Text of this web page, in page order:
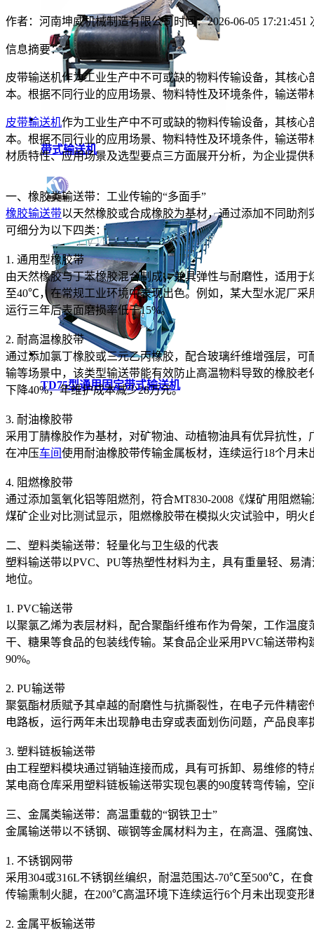
带式输送机
TD75型通用固定带式输送机
作者：河南坤威机械制造有限公司 时间：2026-06-05 17:21:451
信息摘要：
皮带输送机作为工业生产中不可或缺的物料传输设备，其核
本。根据不同行业的应用场景、物料特性及环境条件，输送
皮带输送机作为工业生产中不可或缺的物料传输设备，其核
本。根据不同行业的应用场景、物料特性及环境条件，输送
材质特性、应用场景及选型要点三方面展开分析，为企业提供
一、橡胶类输送带：工业传输的“多面手”
橡胶输送带以天然橡胶或合成橡胶为基材，通过添加不同助
可细分为以下四类：
1. 通用型橡胶带
由天然橡胶与丁苯橡胶混合制成，兼具弹性与耐磨性，适用
至40℃，在常规工业环境中表现出色。例如，某大型水泥厂
运行三年后表面磨损率低于15%。
2. 耐高温橡胶带
通过添加氯丁橡胶或三元乙丙橡胶，配合玻璃纤维增强层，
输等场景中，该类型输送带能有效防止高温物料导致的橡胶
下降40%，年维护成本减少28万元。
3. 耐油橡胶带
采用丁腈橡胶作为基材，对矿物油、动植物油具有优异抗性
在冲压车间使用耐油橡胶带传输金属板材，连续运行18个月
4. 阻燃橡胶带
通过添加氢氧化铝等阻燃剂，符合MT830-2008《煤矿用阻燃
煤矿企业对比测试显示，阻燃橡胶带在模拟火灾试验中，明
二、塑料类输送带：轻量化与卫生级的代表
塑料输送带以PVC、PU等热塑性材料为主，具有重量轻、易
地位。
1. PVC输送带
以聚氯乙烯为表层材料，配合聚酯纤维布作为骨架，工作温
干、糖果等食品的包装线传输。某食品企业采用PVC输送带
90%。
2. PU输送带
聚氨酯材质赋予其卓越的耐磨性与抗撕裂性，在电子元件精
电路板，运行两年未出现静电击穿或表面划伤问题，产品良率
3. 塑料链板输送带
由工程塑料模块通过销轴连接而成，具有可拆卸、易维修的
某电商仓库采用塑料链板输送带实现包裹的90度转弯传输，空
三、金属类输送带：高温重载的“钢铁卫士”
金属输送带以不锈钢、碳钢等金属材料为主，在高温、强腐
1. 不锈钢网带
采用304或316L不锈钢丝编织，耐温范围达-70℃至500℃，在
传输熏制火腿，在200℃高温环境下连续运行6个月未出现变
2. 金属平板输送带